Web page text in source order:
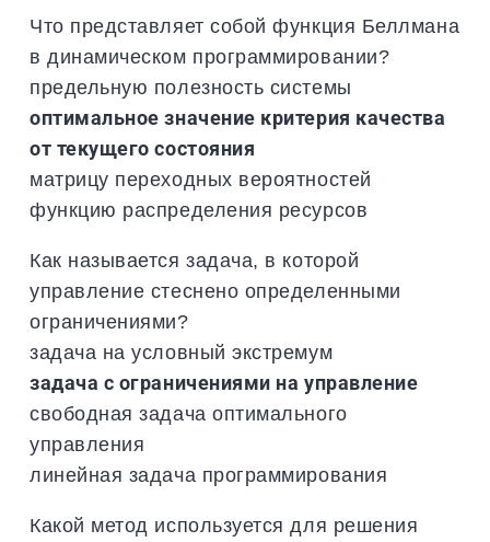
Что представляет собой функция Беллмана
в динамическом программировании?
предельную полезность системы
оптимальное значение критерия качества
от текущего состояния
матрицу переходных вероятностей
функцию распределения ресурсов
Как называется задача, в которой
управление стеснено определенными
ограничениями?
задача на условный экстремум
задача с ограничениями на управление
свободная задача оптимального
управления
линейная задача программирования
Какой метод используется для решения